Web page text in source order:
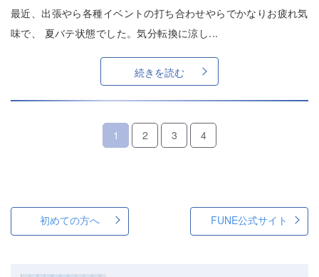
最近、出張やら各種イベントの打ち合わせやらでかなりお疲れ気
味で、 夏バテ状態でした。気分転換に涼し...
続きを読む
1 2 3 4
初めての方へ FUNE公式サイト